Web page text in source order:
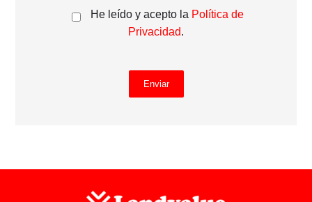
He leído y acepto la Política de
Privacidad.
Enviar